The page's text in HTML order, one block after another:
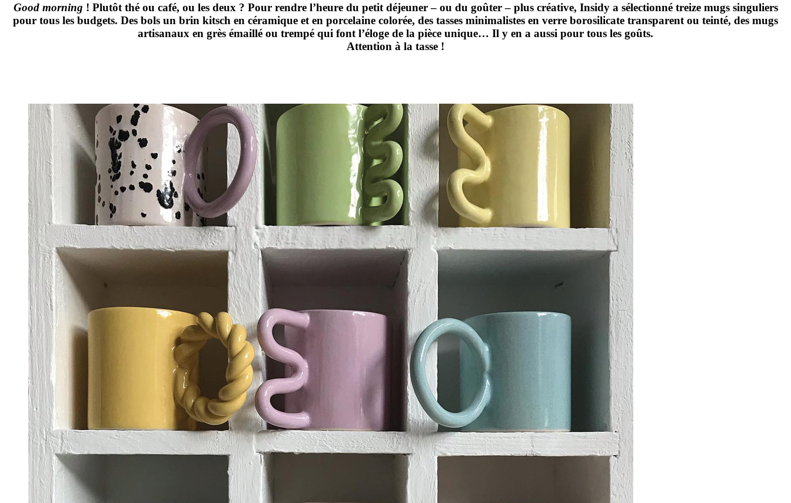
Good morning ! Plutôt thé ou café, ou les deux ? Pour rendre l’heure du petit déjeuner – ou du goûter – plus créative, Insidy a sélectionné treize mugs singuliers
pour tous les budgets. Des bols un brin kitsch en céramique et en porcelaine colorée, des tasses minimalistes en verre borosilicate transparent ou teinté, des mugs
artisanaux en grès émaillé ou trempé qui font l’éloge de la pièce unique… Il y en a aussi pour tous les goûts.
Attention à la tasse !